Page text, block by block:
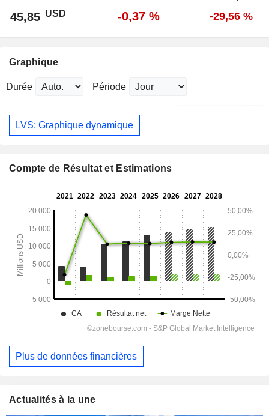
45,85 USD -0,37 % -29,56 %
Graphique
Durée Période
LVS: Graphique dynamique
Compte de Résultat et Estimations
Plus de données financières
Actualités à la une